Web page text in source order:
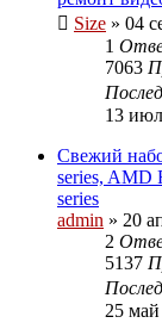
Size » 04
1
7063
13
Свежий
series, AMD
series
admin » 20
2
5137
25